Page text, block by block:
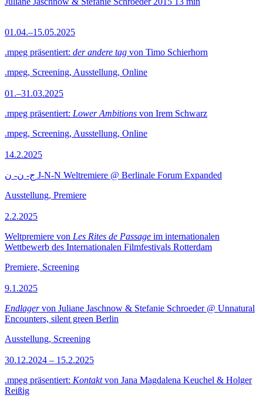
01.04.–15.05.2025
.mpeg präsentiert: der andere tag von Timo Schierhorn
.mpeg, Screening, Ausstellung, Online
01.–31.03.2025
.mpeg präsentiert: Lower Ambitions von Irem Schwarz
.mpeg, Screening, Ausstellung, Online
14.2.2025
ج- ن- ن J-N-N Weltremiere @ Berlinale Forum Expanded
Ausstellung, Premiere
2.2.2025
Weltpremiere von Les Rites de Passage im internationalen
Wettbewerb des Internationalen Filmfestivals Rotterdam
Premiere, Screening
9.1.2025
Endlagervon Juliane Jaschnow & Stefanie Schroeder @ Unnatural
Encounters, silent green Berlin
Ausstellung, Screening
30.12.2024 – 15.2.2025
.mpeg präsentiert: Kontaktvon Jana Magdalena Keuchel & Holger
Reißig